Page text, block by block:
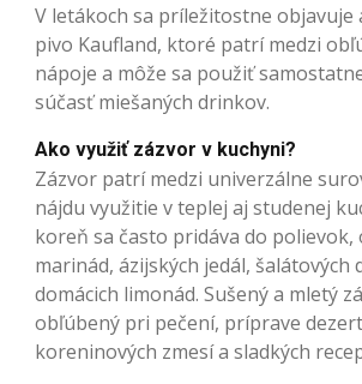
V letákoch sa príležitostne objavuje
pivo Kaufland, ktoré patrí medzi
nápoje a môže sa použiť
súčasť miešaných drinkov.
Ako využiť zázvor v kuchyni?
Zázvor patrí medzi univerzálne
nájdu využitie v teplej aj studenej
koreň sa často pridáva do polievok,
marinád, ázijských jedál, šalátových
domácich limonád. Sušený a mletý
obľúbený pri pečení, príprave
koreninových zmesí a sladkých